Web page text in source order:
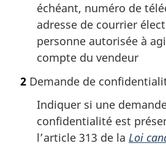
échéant, numéro de
adresse de courrier
personne autorisée à
compte du vendeur
2 Demande de
Indiquer si une
confidentialité est
l’article 313 de la Loi